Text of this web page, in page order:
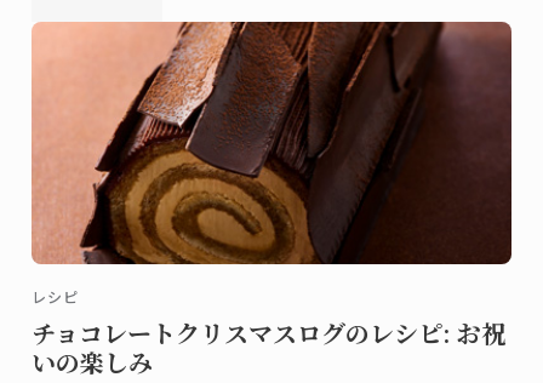
レシピ
チョコレートクリスマスログのレシピ: お祝
いの楽しみ